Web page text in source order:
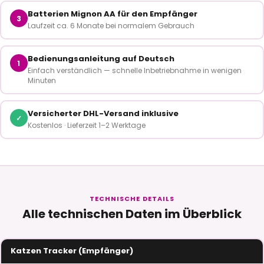
3 Batterien Mignon AA für den Empfänger
Laufzeit ca. 6 Monate bei normalem Gebrauch
1 Bedienungsanleitung auf Deutsch
Einfach verständlich — schnelle Inbetriebnahme in wenigen
Minuten
✓ Versicherter DHL-Versand inklusive
Kostenlos · Lieferzeit 1–2 Werktage
TECHNISCHE DETAILS
Alle technischen Daten im Überblick
Katzen Tracker (Empfänger)